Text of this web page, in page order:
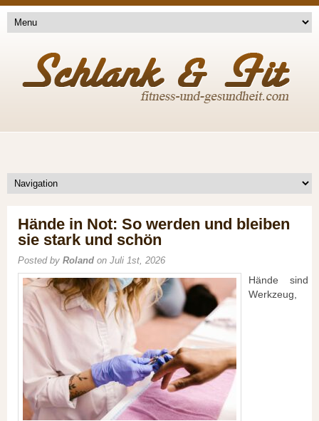
Hände in Not: So werden und bleiben
sie stark und schön
Posted by Roland on Juli 1st, 2026
Hände sind
Werkzeug,